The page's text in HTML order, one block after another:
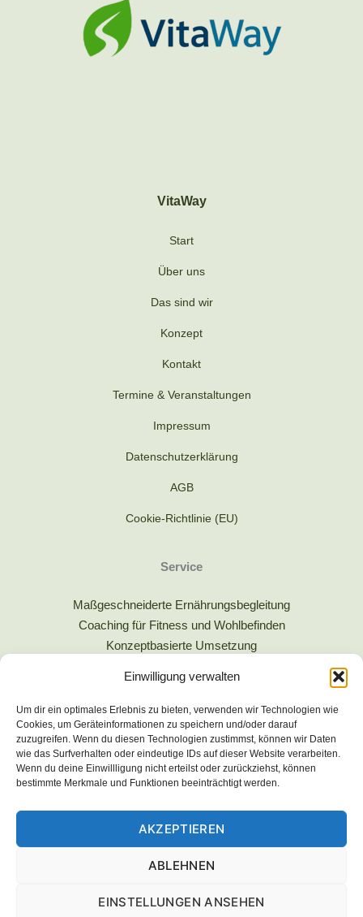
Einwilligung verwalten
Um dir ein optimales Erlebnis zu bieten, verwenden wir Technologien wie
Cookies, um Geräteinformationen zu speichern und/oder darauf
zuzugreifen. Wenn du diesen Technologien zustimmst, können wir Daten
wie das Surfverhalten oder eindeutige IDs auf dieser Website verarbeiten.
Wenn du deine Einwillligung nicht erteilst oder zurückziehst, können
bestimmte Merkmale und Funktionen beeinträchtigt werden.
AKZEPTIEREN
ABLEHNEN
EINSTELLUNGEN ANSEHEN
VitaWay
Start
Über uns
Das sind wir
Konzept
Kontakt
Termine & Veranstaltungen
Impressum
Datenschutzerklärung
AGB
Cookie-Richtlinie (EU)
Service
Maßgeschneiderte Ernährungsbegleitung
Coaching für Fitness und Wohlbefinden
Konzeptbasierte Umsetzung
Anschrift
Gutjahrstraße 12
D-44287 Dortmund
Mail::
kontakt@vita-way,de
Copyright © 2025 Soma Society GmbH / VitaWay